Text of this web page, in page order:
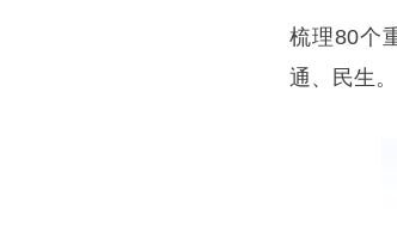
梳理80个
通、民生。